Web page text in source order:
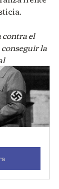
contra el
la